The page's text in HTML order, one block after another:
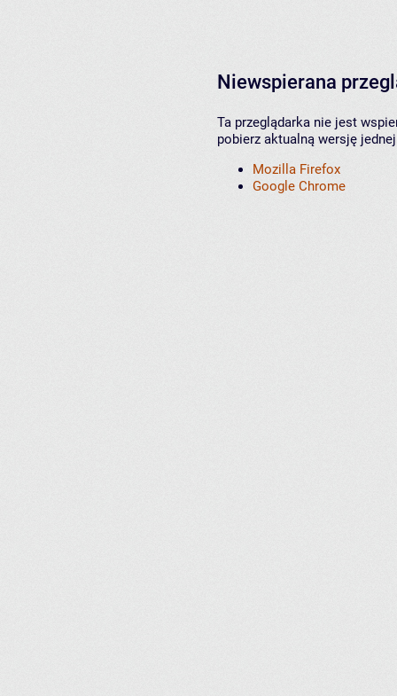
Niewspierana
Ta przeglądarka nie jest
pobierz aktualną wersję
Mozilla Firefox
Google Chrome